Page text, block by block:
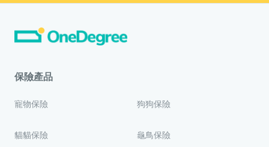
保險產品
寵物保險 狗狗保險
貓貓保險 龜鳥保險